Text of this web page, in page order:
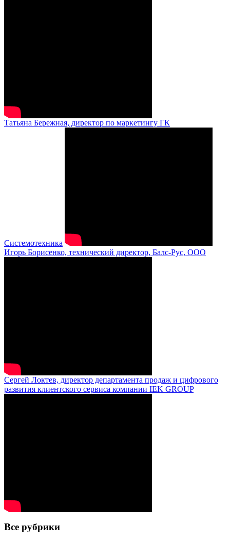
Татьяна Бережная, директор по маркетингу ГК
Системотехника
Игорь Борисенко, технический директор, Балс-Рус, ООО
Сергей Локтев, директор департамента продаж и цифрового
развития клиентского сервиса компании IEK GROUP
Все рубрики